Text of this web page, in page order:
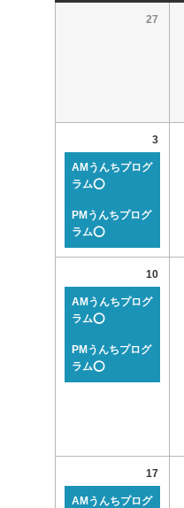
27
3
AMうんちプログ
ラム⭕
PMうんちプログ
ラム⭕
10
AMうんちプログ
ラム⭕
PMうんちプログ
ラム⭕
17
AMうんちプログ